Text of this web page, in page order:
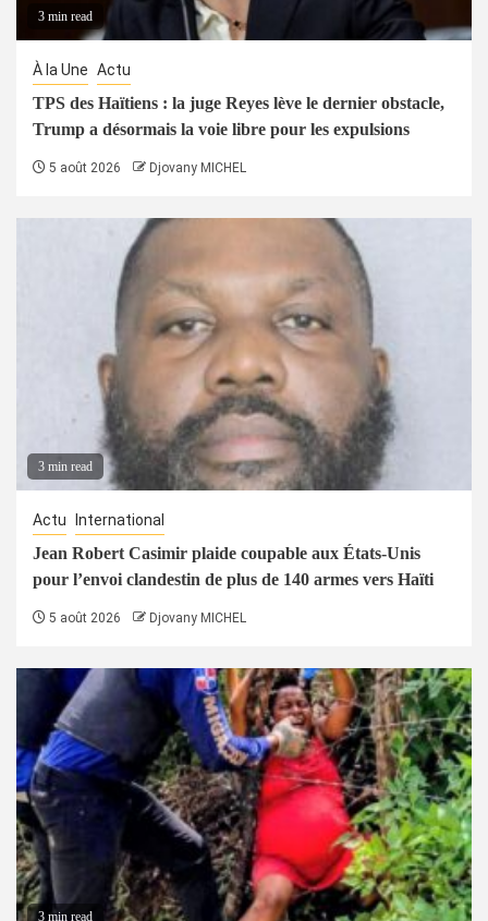
3 min read
À la Une Actu
TPS des Haïtiens : la juge Reyes lève le dernier obstacle,
Trump a désormais la voie libre pour les expulsions
5 août 2026 Djovany MICHEL
3 min read
Actu International
Jean Robert Casimir plaide coupable aux États-Unis
pour l’envoi clandestin de plus de 140 armes vers Haïti
5 août 2026 Djovany MICHEL
3 min read